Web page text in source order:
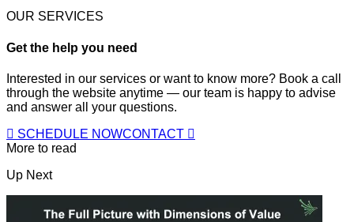
OUR SERVICES
Get the help you need
Interested in our services or want to know more? Book a call
through the website anytime — our team is happy to advise
and answer all your questions.
SCHEDULE NOWCONTACT
More to read
Up Next